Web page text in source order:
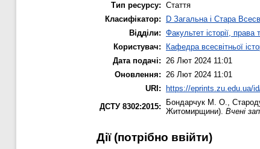
Тип ресурсу: Стаття
Класифікатор:
D Загальна і Стара
Відділи: Факультет історії, права
Користувач:
Кафедра всесвітньої
Дата подачі: 26 Лют 2024 11:01
Оновлення: 26 Лют 2024 11:01
URI:
https://eprints.zu.edu.ua/
ДСТУ 8302:2015:
Бондарчук М. О.,
Житомирщини). Вчені
Дії ​​(потрібно ввійти)